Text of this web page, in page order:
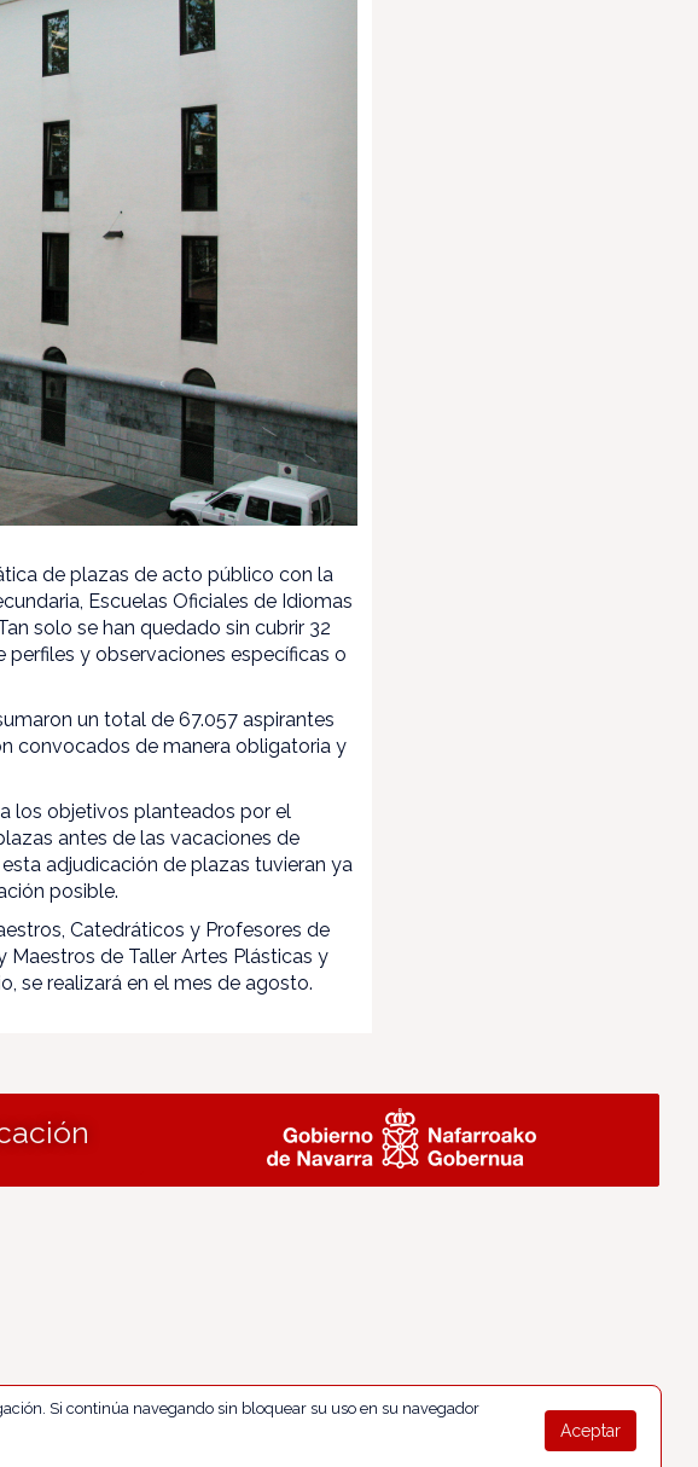
de plazas de acto público con la
Escuelas Oficiales de Idiomas
solo se han quedado sin cubrir 32
perfiles y observaciones específicas o
un total de 67.057 aspirantes
convocados de manera obligatoria y
los objetivos planteados por el
antes de las vacaciones de
adjudicación de plazas tuvieran ya
posible.
Catedráticos y Profesores de
Maestros de Taller Artes Plásticas y
se realizará en el mes de agosto.
Aceptar
Si continúa navegando sin bloquear su uso en su navegador